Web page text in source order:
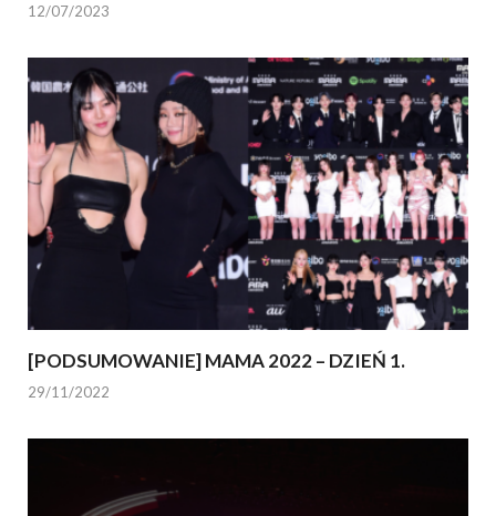
12/07/2023
[PODSUMOWANIE] MAMA 2022 – DZIEŃ 1.
29/11/2022